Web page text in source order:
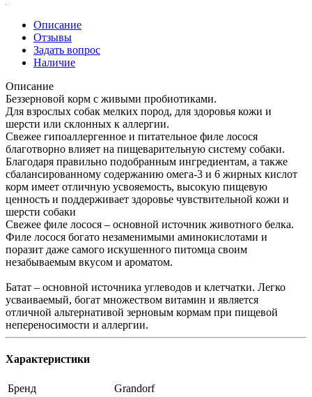
Описание
Отзывы
Задать вопрос
Наличие
Описание
Беззерновой корм с живыми пробиотиками.
Для взрослых собак мелких пород, для здоровья кожи и
шерсти или склонных к аллергии.
Свежее гипоаллергенное и питательное филе лосося
благотворно влияет на пищеварительную систему собаки.
Благодаря правильно подобранным ингредиентам, а также
сбалансированному содержанию омега-3 и 6 жирных кислот
корм имеет отличную усвояемость, высокую пищевую
ценность и поддерживает здоровье чувствительной кожи и
шерсти собаки
Свежее филе лосося – основной источник животного белка.
Филе лосося богато незаменимыми аминокислотами и
поразит даже самого искушенного питомца своим
незабываемым вкусом и ароматом.
Батат – основной источника углеводов и клетчатки. Легко
усваиваемый, богат множеством витамин и является
отличной альтернативой зерновым кормам при пищевой
непереносимости и аллергии.
Характеристики
Бренд
Grandorf